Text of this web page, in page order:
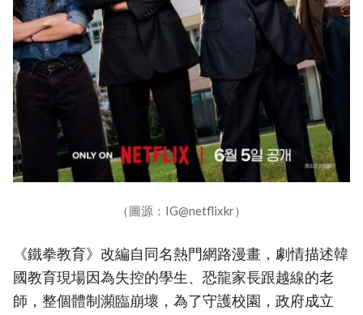
（圖源：IG@netflixkr）
《鐵拳教育》改編自同名熱門網路漫畫，劇情描述韓
國教育現場因為失控的學生、恐龍家長跟越線的老
師，整個體制瀕臨崩壞，為了守護校園，政府成立